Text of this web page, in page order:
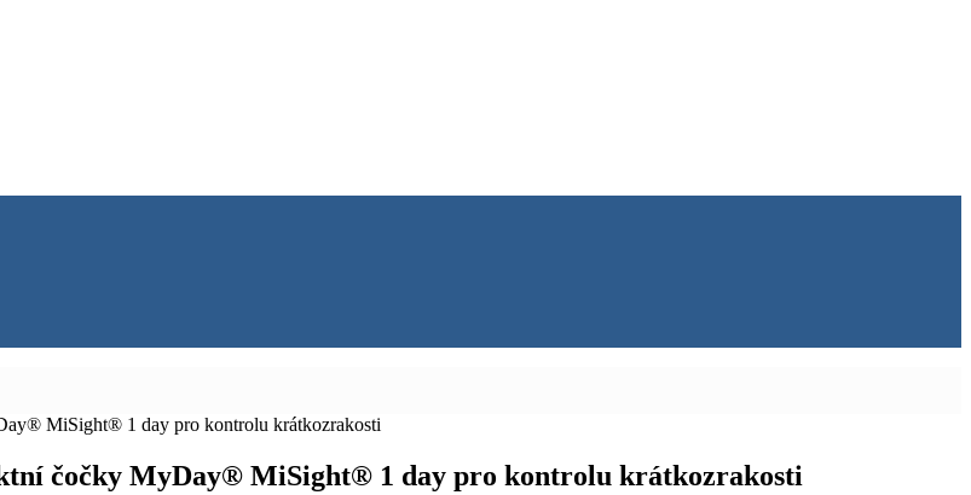
MiSight® 1 day pro kontrolu krátkozrakosti
čočky MyDay® MiSight® 1 day pro kontrolu krátkozrakosti